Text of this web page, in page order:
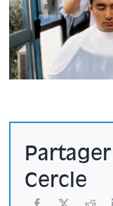
Cercle